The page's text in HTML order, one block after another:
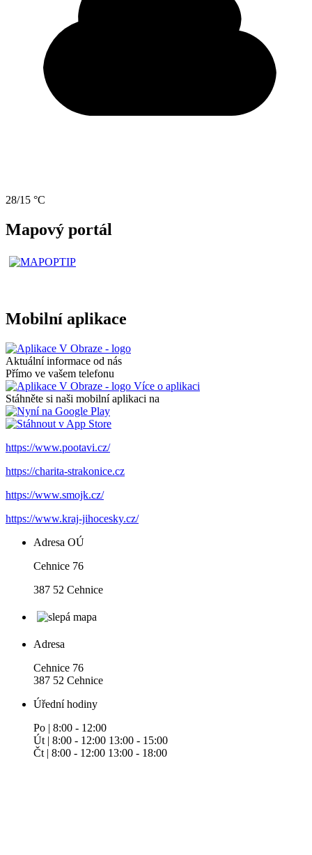
28/15 °C
Mapový portál
Mobilní aplikace
Aktuální informace od nás
Přímo ve vašem telefonu
Více o aplikaci
Stáhněte si naši mobilní aplikaci na
https://www.pootavi.cz/
https://charita-strakonice.cz
https://www.smojk.cz/
https://www.kraj-jihocesky.cz/
Adresa OÚ
Cehnice 76
387 52 Cehnice
Adresa
Cehnice 76
387 52 Cehnice
Úřední hodiny
Po | 8:00 - 12:00
Út | 8:00 - 12:00 13:00 - 15:00
Čt | 8:00 - 12:00 13:00 - 18:00